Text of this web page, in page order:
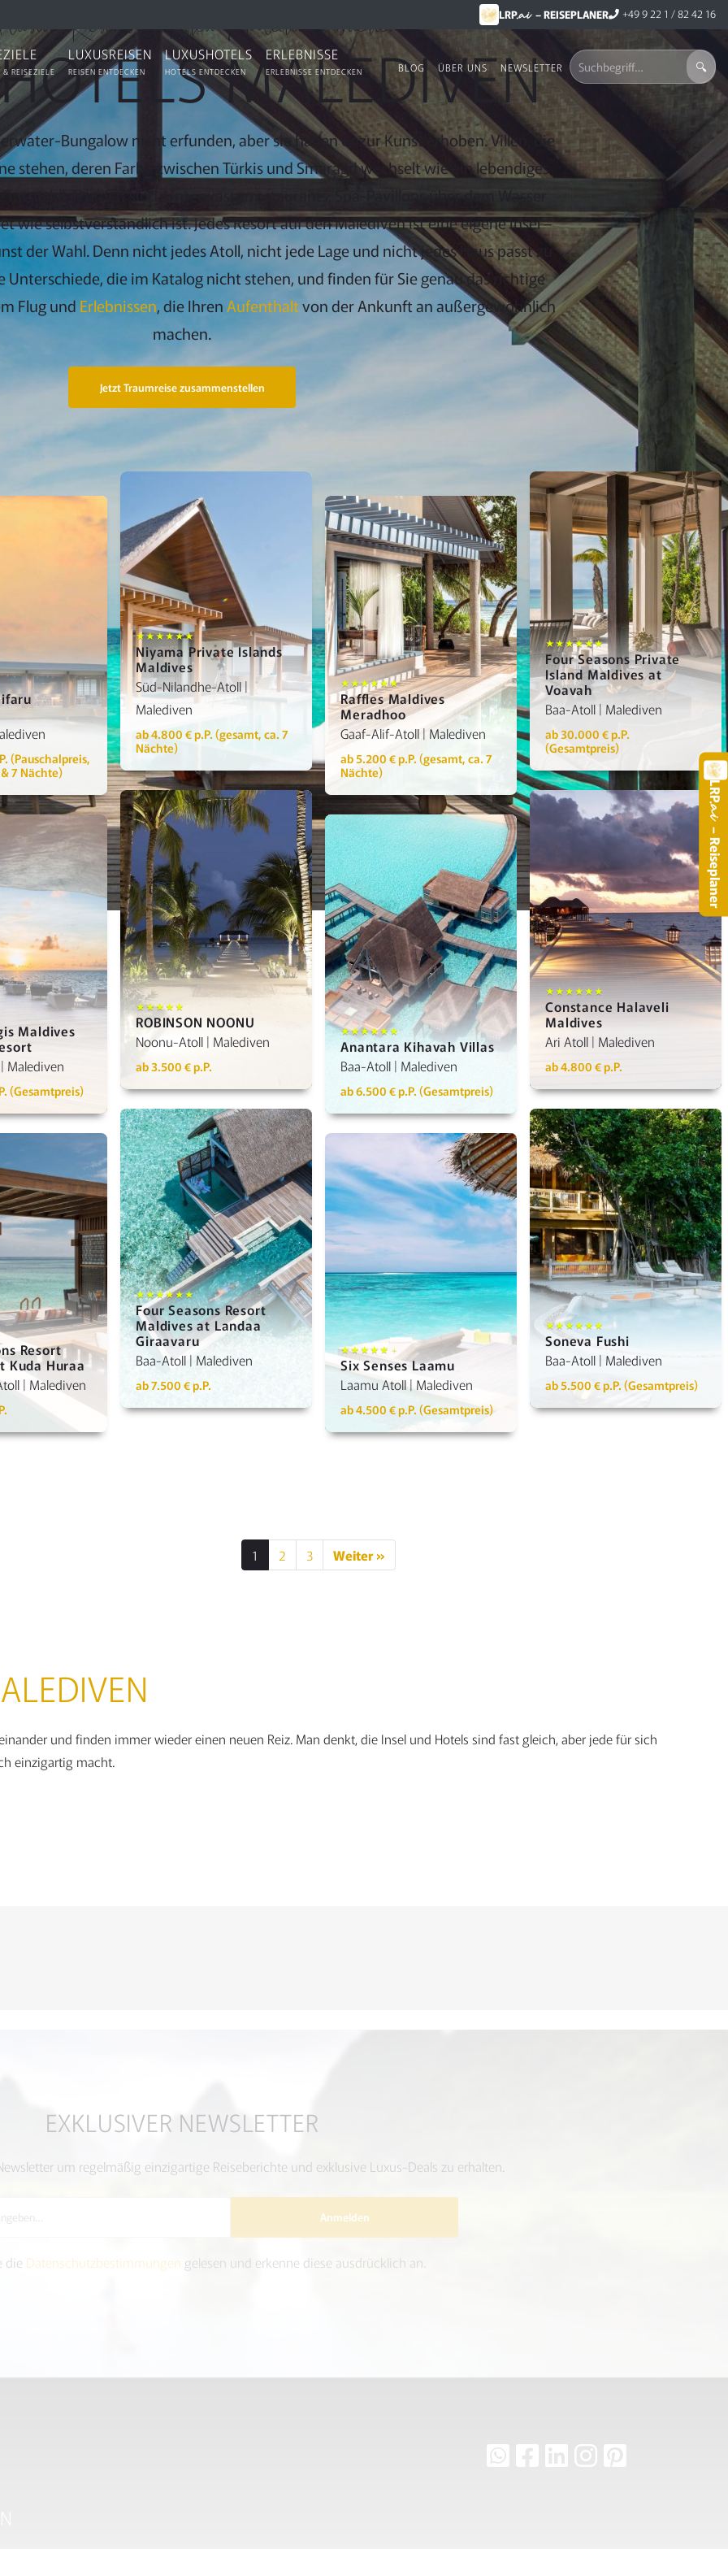
LRP.ai – REISEPLANER +49 9 22 1 / 82 42 16
& REISEZIELE
LUXUSREISEN
REISEN ENTDECKEN
LUXUSHOTELS
HOTELS ENTDECKEN
ERLEBNISSE
ERLEBNISSE ENTDECKEN BLOG ÜBER UNS NEWSLETTER
LRP
– Reiseplaner
Resorts auf den Malediven buchen
MALEDIVEN
Bungalow nicht erfunden, aber sie haben es zur Kunst erhoben. Villen, die
stehen, deren Farbe zwischen Türkis und Smaragd wechselt wie ein lebendiges
tatsächlich privat sind. Unterwasserrestaurants, Spa-Pavillons über dem Wasser
wie selbstverständlich ist. Jedes Resort auf den Malediven ist eine eigene Insel –
der Wahl. Denn nicht jedes Atoll, nicht jede Lage und nicht jedes Haus passt zu
Unterschiede, die im Katalog nicht stehen, und finden für Sie genau das richtige
Flug und Erlebnissen, die IhrenAufenthaltvon der Ankunft an außergewöhnlich
machen.
Jetzt Traumreise zusammenstellen
(Pauschalpreis,
7 Nächte)
anzeigen
★★★★★★
Niyama Private Islands
Maldives
Süd-Nilandhe-Atoll |
Malediven
ab 4.800 € p.P. (gesamt, ca. 7
Nächte)
Details anzeigen
★★★★★★
Raffles Maldives
Meradhoo
Gaaf-Alif-Atoll | Malediven
ab 5.200 € p.P. (gesamt, ca. 7
Nächte)
Details anzeigen
★★★★★★
Four Seasons Private
Island Maldives at
Voavah
Baa-Atoll | Malediven
ab 30.000 € p.P.
(Gesamtpreis)
Details anzeigen
Maldives
Malediven
(Gesamtpreis)
anzeigen
★★★★★
ROBINSON NOONU
Noonu-Atoll | Malediven
ab 3.500 € p.P.
Details anzeigen
★★★★★★
Anantara Kihavah Villas
Baa-Atoll | Malediven
ab 6.500 € p.P. (Gesamtpreis)
Details anzeigen
★★★★★★
Constance Halaveli
Maldives
Ari Atoll | Malediven
ab 4.800 € p.P.
Details anzeigen
Resort
Kuda Huraa
| Malediven
★★★★★★
Four Seasons Resort
Maldives at Landaa
Giraavaru
Baa-Atoll | Malediven
ab 7.500 € p.P.
★★★★★ +
Six Senses Laamu
Laamu Atoll | Malediven
ab 4.500 € p.P. (Gesamtpreis)
★★★★★★
Soneva Fushi
Baa-Atoll | Malediven
ab 5.500 € p.P. (Gesamtpreis)
SEITENNUMMERIERUNG
1 2 3 Weiter »
und finden immer wieder einen neuen Reiz. Man denkt, die Insel und Hotels sind fast gleich, aber jede für sich
einzigartig macht.
EXKLUSIVER NEWSLETTER
um regelmäßig einzigartige Reiseberichte und exklusive Luxus-Deals zu erhalten.
Anmelden
die Datenschutzbestimmungen gelesen und erkenne diese ausdrücklich an.